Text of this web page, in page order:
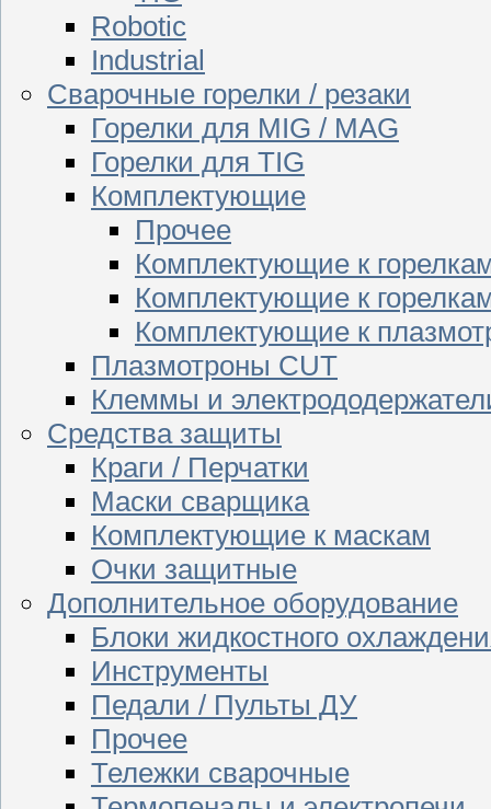
Robotic
Industrial
Сварочные горелки / резаки
Горелки для MIG / MAG
Горелки для TIG
Комплектующие
Прочее
Комплектующие к
Комплектующие к
Комплектующие к
Плазмотроны CUT
Клеммы и
Средства защиты
Краги / Перчатки
Маски сварщика
Комплектующие к маскам
Очки защитные
Дополнительное оборудование
Блоки жидкостного
Инструменты
Педали / Пульты ДУ
Прочее
Тележки сварочные